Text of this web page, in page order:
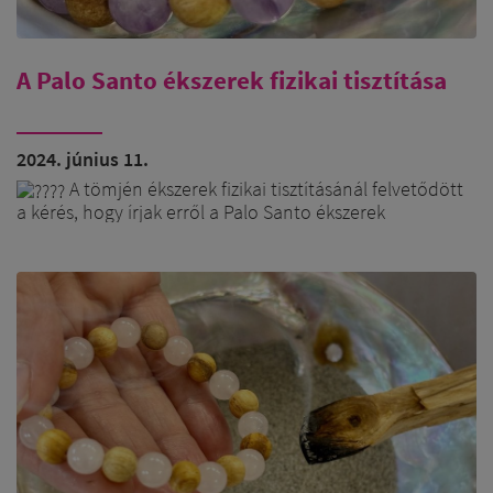
A Palo Santo ékszerek fizikai tisztítása
2024. június 11.
A tömjén ékszerek fizikai tisztításánál felvetődött
a kérés, hogy írjak erről a Palo Santo ékszerek
A különbség abból adódik, hogy a Palo Santo
ékszerek - legyenek akár a képen látható
ásványkombinációsok is - kezeletlen fából készült
gyöngyökből készülnek, mely fa gyöngyök nem igazán
szeretik a vizet.
Ez nem csak a Palo Santo-ra igaz, hanem
bármelyik kezeletlen fából készült ékszerre: szantálra,
cédrusra, rózsafára, vagy akár tölgyre, diófára.
Tehát a fa ékszereket nem szabad, hogy tartósan
víz érje, mert akkor tönkre mennek, elvetemednek,